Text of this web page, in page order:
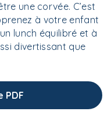
une corvée. C’est
à votre enfant
lunch équilibré et à
divertissant que
PDF